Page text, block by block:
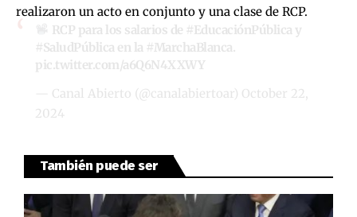
realizaron un acto en conjunto y una clase de RCP.
RCP para los salarios de #EducaciónPública y
#SaludPública en la #MarchaBlanca.
pic.twitter.com/a6Q6N4XXWY
— Canal Abierto (@canalabiertoar) October 22,
2024
También puede ser